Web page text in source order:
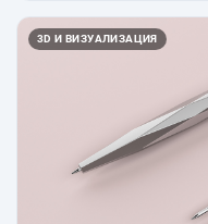
3D И ВИЗУАЛИЗАЦИЯ